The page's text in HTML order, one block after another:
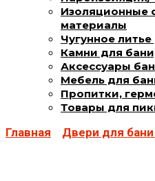
Изоляционные
материалы
Чугунное
Камни для
Аксессуары
Мебель для
Пропитки,
Товары для
Главная Двери для